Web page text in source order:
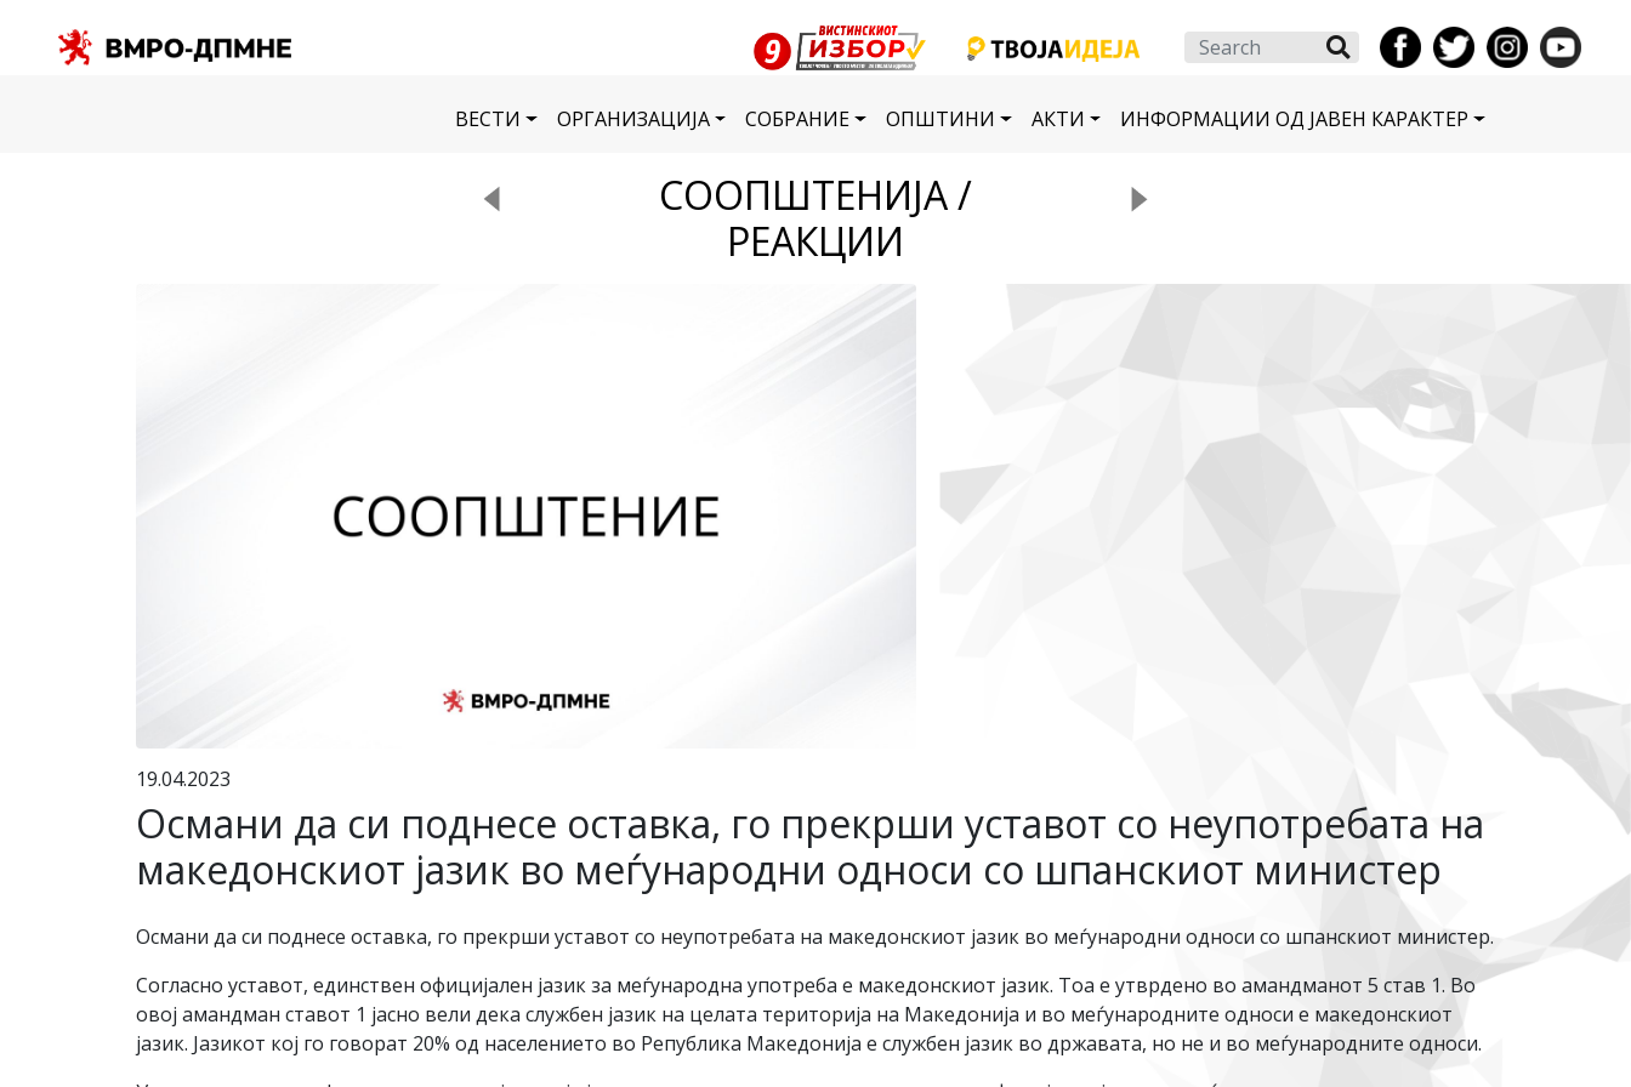
Search
ВЕСТИ ОРГАНИЗАЦИЈА СОБРАНИЕ ОПШТИНИ АКТИ ИНФОРМАЦИИ ОД ЈАВЕН КАРАКТЕР
СООПШТЕНИЈА /
РЕАКЦИИ
19.04.2023
Османи да си поднесе оставка, го прекрши уставот со неупотребата на
македонскиот јазик во меѓународни односи со шпанскиот министер
Османи да си поднесе оставка, го прекрши уставот со неупотребата на македонскиот јазик во меѓународни односи со шпанскиот министер.
Согласно уставот, единствен официјален јазик за меѓународна употреба е македонскиот јазик. Тоа е утврдено во амандманот 5 став 1. Во
овој амандман ставот 1 јасно вели дека службен јазик на целата територија на Македонија и во меѓународните односи е македонскиот
јазик. Јазикот кој го говорат 20% од населението во Република Македонија е службен јазик во државата, но не и во меѓународните односи.